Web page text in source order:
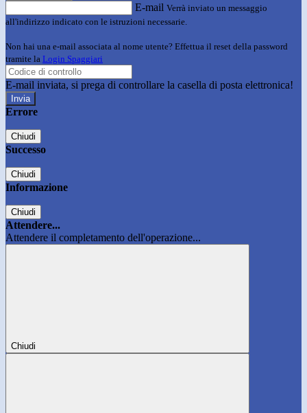
E-mail Verrà inviato un messaggio
all'indirizzo indicato con le istruzioni necessarie.
Non hai una e-mail associata al nome utente? Effettua il reset della password
tramite la Login Spaggiari
E-mail inviata, si prega di controllare la casella di posta elettronica!
Errore
Chiudi
Successo
Chiudi
Informazione
Chiudi
Attendere...
Attendere il completamento dell'operazione...
Chiudi